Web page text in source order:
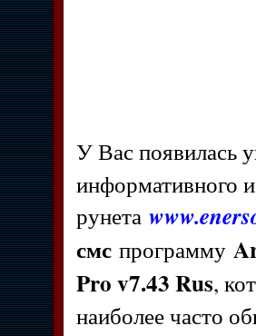
У Вас появилась
информативного
рунета
смс программу
Pro v7.43 Rus,
наиболее часто